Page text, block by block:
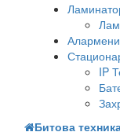
IP
Битова